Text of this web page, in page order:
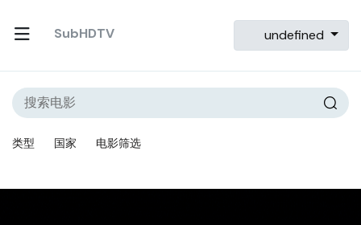
SubHDTV undefined
类型 国家 电影筛选